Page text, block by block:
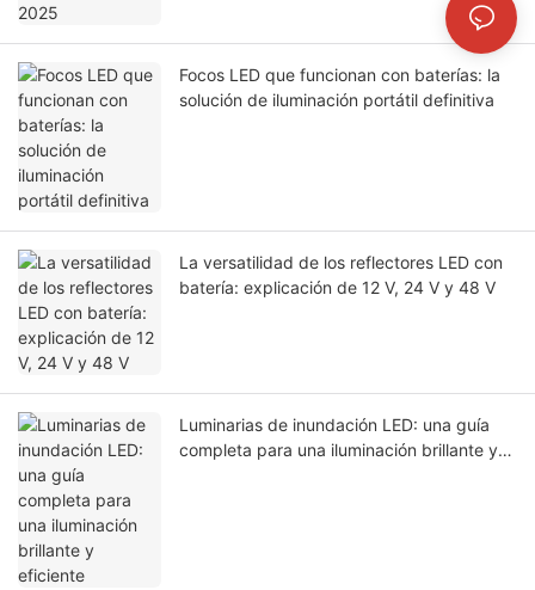
Focos LED que funcionan con baterías: la
solución de iluminación portátil definitiva
La versatilidad de los reflectores LED con
batería: explicación de 12 V, 24 V y 48 V
Luminarias de inundación LED: una guía
completa para una iluminación brillante y